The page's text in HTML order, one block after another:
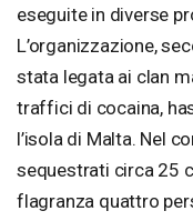
eseguite in diverse
L’organizzazione,
stata legata ai clan
traffici di cocaina,
l’isola di Malta. Nel
sequestrati circa 25
flagranza quattro